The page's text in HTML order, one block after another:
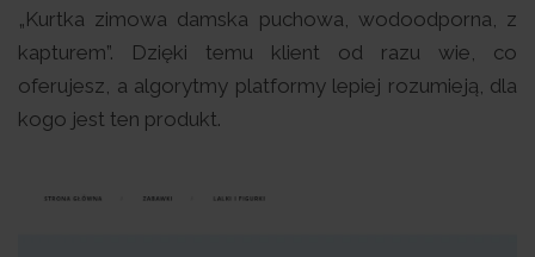
„Kurtka zimowa damska puchowa, wodoodporna, z
kapturem”. Dzięki temu klient od razu wie, co
oferujesz, a algorytmy platformy lepiej rozumieją, dla
kogo jest ten produkt.